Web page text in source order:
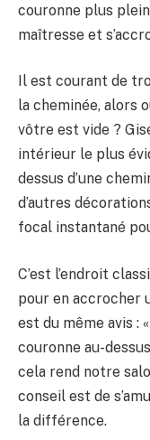
couronne plus
maîtresse et
Il est courant de
la cheminée, alors
vôtre est vide ?
intérieur le plus
dessus d’une
d’autres
focal instantané
C’est l’endroit
pour en accrocher
est du même avis :
couronne au-
cela rend notre
conseil est de
la différence.